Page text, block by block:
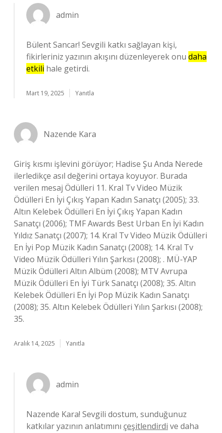
admin
Bülent Sancar! Sevgili katkı sağlayan kişi,
fikirleriniz yazının akışını düzenleyerek onu daha
etkili hale getirdi.
Mart 19, 2025 Yanıtla
Nazende Kara
Giriş kısmı işlevini görüyor; Hadise Şu Anda Nerede
ilerledikçe asıl değerini ortaya koyuyor. Burada
verilen mesaj Ödülleri 11. Kral Tv Video Müzik
Ödülleri En İyi Çıkış Yapan Kadın Sanatçı (2005); 33.
Altın Kelebek Ödülleri En İyi Çıkış Yapan Kadın
Sanatçı (2006); TMF Awards Best Urban En İyi Kadın
Yıldız Sanatçı (2007); 14. Kral Tv Video Müzik Ödülleri
En İyi Pop Müzik Kadın Sanatçı (2008); 14. Kral Tv
Video Müzik Ödülleri Yılın Şarkısı (2008); . MÜ-YAP
Müzik Ödülleri Altın Albüm (2008); MTV Avrupa
Müzik Ödülleri En İyi Türk Sanatçı (2008); 35. Altın
Kelebek Ödülleri En İyi Pop Müzik Kadın Sanatçı
(2008); 35. Altın Kelebek Ödülleri Yılın Şarkısı (2008);
35.
Aralık 14, 2025 Yanıtla
admin
Nazende Kara! Sevgili dostum, sunduğunuz
katkılar yazının anlatımını çeşitlendirdi ve daha